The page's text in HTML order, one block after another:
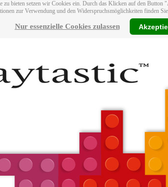
zu bieten setzen wir Cookies ein. Durch das Klicken auf den
zur Verwendung und den Widerspruchsmöglichkeiten finden
Nur essenzielle Cookies zulassen